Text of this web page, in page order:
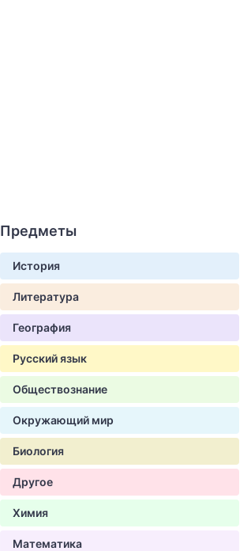
Предметы
История
Литература
География
Русский язык
Обществознание
Окружающий мир
Биология
Другое
Химия
Математика